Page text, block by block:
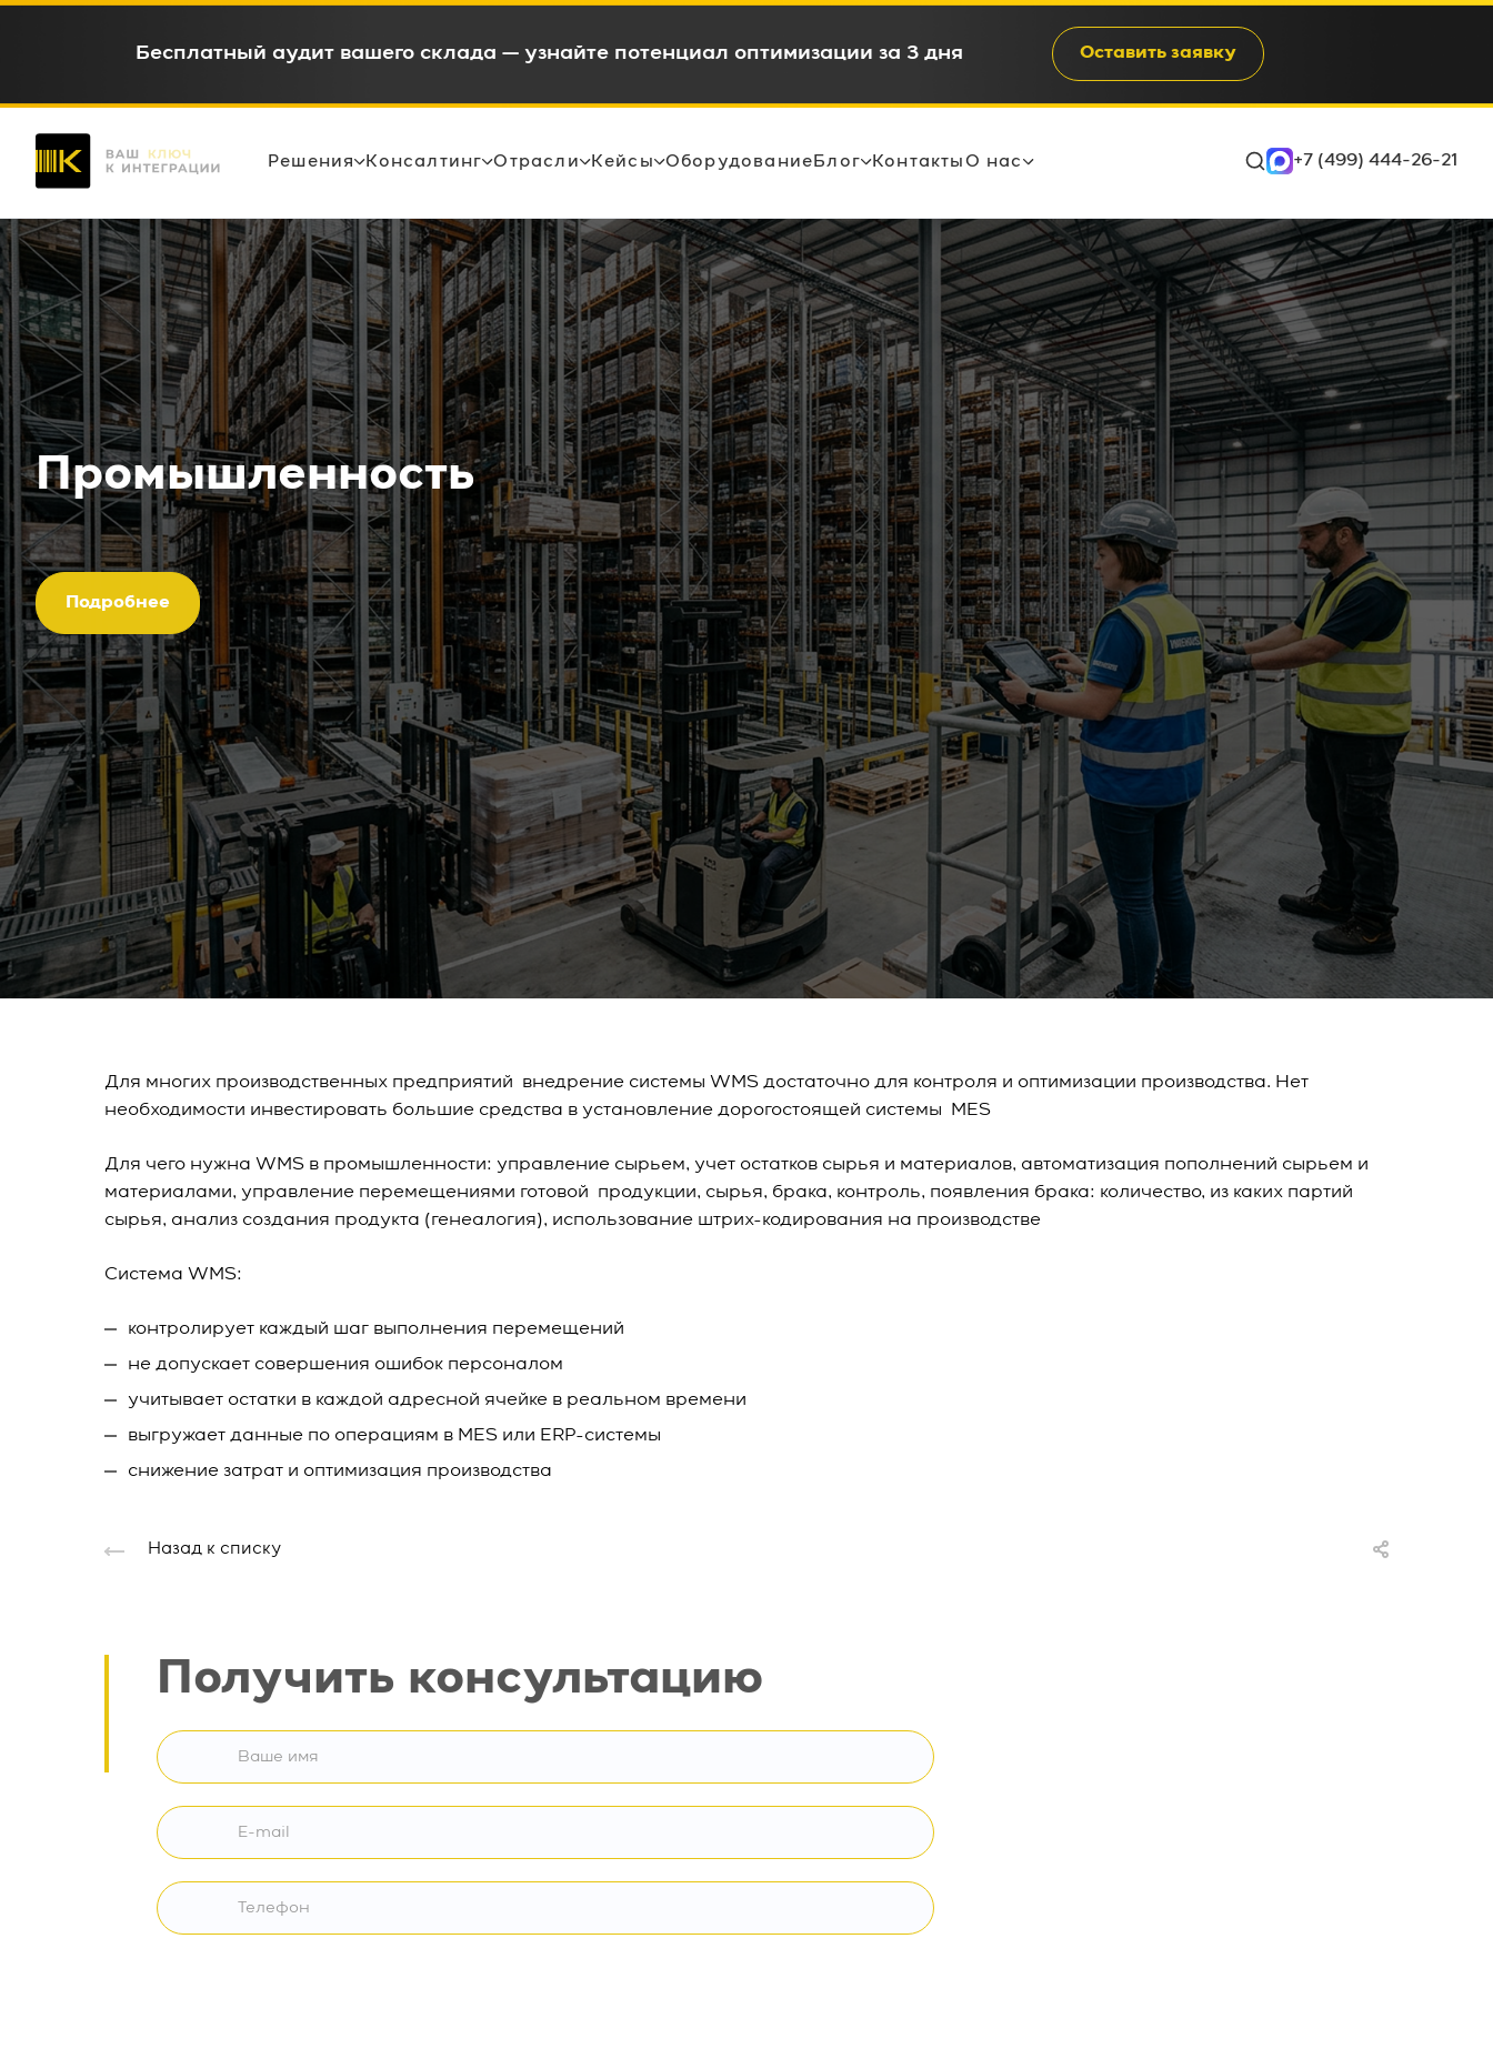
WMS c окупаемостью 6-12 месяцев и снижением OPEX на 15-35% Оставить заявку
Решения Консалтинг Отрасли Кейсы Оборудование Блог Контакты О нас +7 (499) 444-26-21
Промышленность
Подробнее
Для многих производственных предприятий внедрение системы WMS достаточно для контроля и оптимизации производства. Нет
необходимости инвестировать большие средства в установление дорогостоящей системы MES
Для чего нужна WMS в промышленности: управление сырьем, учет остатков сырья и материалов, автоматизация пополнений сырьем и
материалами, управление перемещениями готовой продукции, сырья, брака, контроль, появления брака: количество, из каких партий
сырья, анализ создания продукта (генеалогия), использование штрих-кодирования на производстве
Система WMS:
контролирует каждый шаг выполнения перемещений
не допускает совершения ошибок персоналом
учитывает остатки в каждой адресной ячейке в реальном времени
выгружает данные по операциям в MES или ERP-системы
снижение затрат и оптимизация производства
Назад к списку
Получить консультацию